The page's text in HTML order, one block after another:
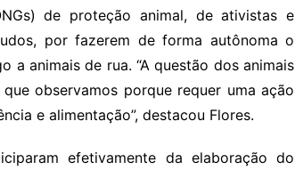
de proteção animal, de ativistas e
por fazerem de forma autônoma o
a animais de rua. “A questão dos animais
observamos porque requer uma ação
e alimentação”, destacou Flores.
efetivamente da elaboração do